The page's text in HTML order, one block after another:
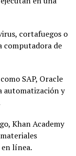
cortafuegos o
computadora de
como SAP, Oracle
automatización y
Khan Academy
línea.